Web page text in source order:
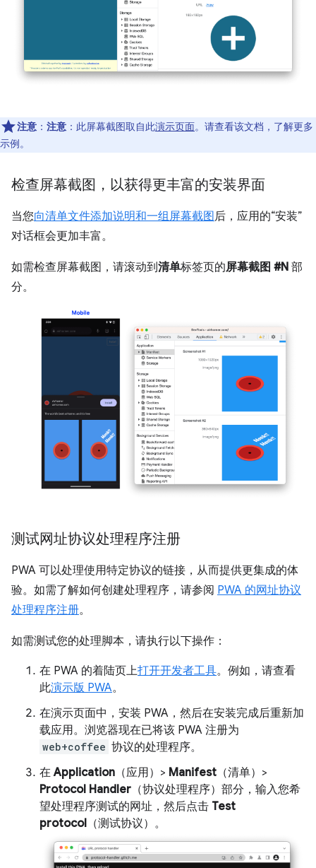
注意 ： 注意 ：此屏幕截图取自此演示页面。请查看该文档，了解更多
示例。
检查屏幕截图，以获得更丰富的安装界面
当您向清单文件添加说明和一组屏幕截图后，应用的“安装”
对话框会更加丰富。
如需检查屏幕截图，请滚动到清单标签页的屏幕截图 #N 部
分。
测试网址协议处理程序注册
PWA 可以处理使用特定协议的链接，从而提供更集成的体
验。如需了解如何创建处理程序，请参阅 PWA 的网址协议
处理程序注册。
如需测试您的处理脚本，请执行以下操作：
在 PWA 的着陆页上打开开发者工具。例如，请查看
此演示版 PWA。
在演示页面中，安装 PWA，然后在安装完成后重新加
载应用。浏览器现在已将该 PWA 注册为
web+coffee 协议的处理程序。
在Application （应用）> Manifest （清单）>
Protocol Handler （协议处理程序）部分，输入您希
望处理程序测试的网址，然后点击 Test
protocol （测试协议）。